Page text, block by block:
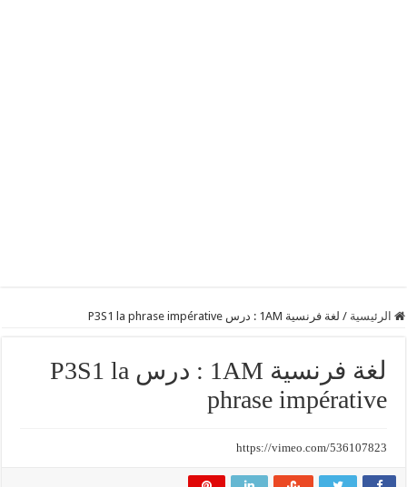
الرئيسية / لغة فرنسية 1AM : درس P3S1 la phrase impérative
لغة فرنسية 1AM : درس P3S1 la
phrase impérative
https://vimeo.com/536107823